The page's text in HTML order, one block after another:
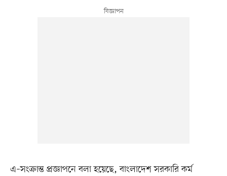
এ–সংক্রান্ত প্রজ্ঞাপনে বলা হয়েছে, বাংলাদেশ সরকারি কর্ম